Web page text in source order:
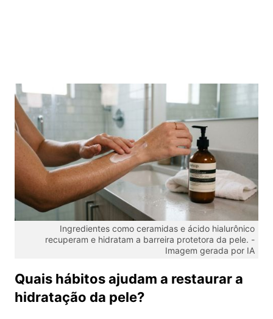
Ingredientes como ceramidas e ácido hialurônico
recuperam e hidratam a barreira protetora da pele. -
Imagem gerada por IA
Quais hábitos ajudam a restaurar a
hidratação da pele?